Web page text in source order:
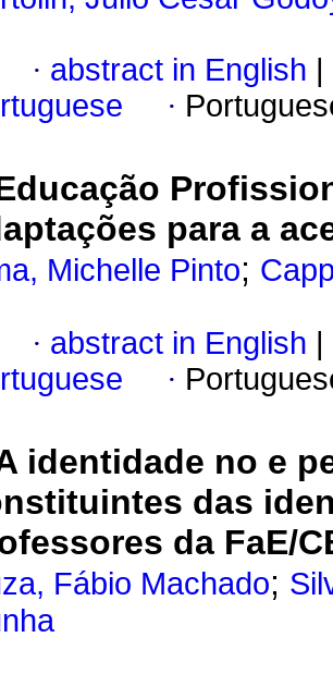
· abstract in English
·
para a
Michelle Pinto;
· abstract in English
·
identidade no e
das
da FaE/
Fábio Machado;